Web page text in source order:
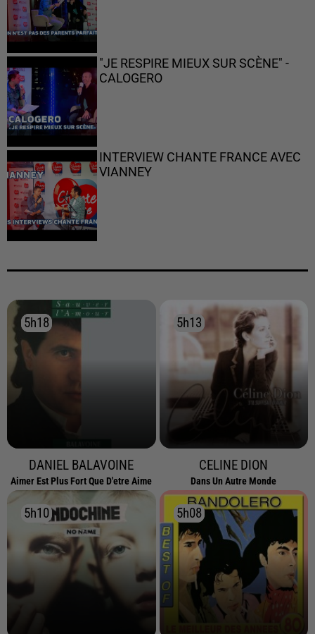
"JE RESPIRE MIEUX SUR SCÈNE" -
CALOGERO
INTERVIEW CHANTE FRANCE AVEC
VIANNEY
5h18
5h18
DANIEL BALAVOINE
Aimer Est Plus Fort Que D'etre Aime
5h13
5h13
CELINE DION
Dans Un Autre Monde
5h10
5h10 5h08
5h08